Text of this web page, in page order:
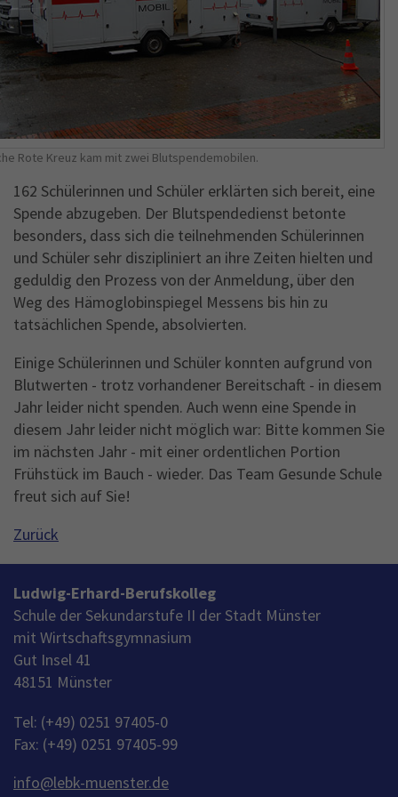
Rote Kreuz kam mit zwei Blutspendemobilen.
162 Schülerinnen und Schüler erklärten sich bereit, eine
Spende abzugeben. Der Blutspendedienst betonte
besonders, dass sich die teilnehmenden Schülerinnen
und Schüler sehr diszipliniert an ihre Zeiten hielten und
geduldig den Prozess von der Anmeldung, über den
Weg des Hämoglobinspiegel Messens bis hin zu
tatsächlichen Spende, absolvierten.
Einige Schülerinnen und Schüler konnten aufgrund von
Blutwerten - trotz vorhandener Bereitschaft - in diesem
Jahr leider nicht spenden. Auch wenn eine Spende in
diesem Jahr leider nicht möglich war: Bitte kommen Sie
im nächsten Jahr - mit einer ordentlichen Portion
Frühstück im Bauch - wieder. Das Team Gesunde Schule
freut sich auf Sie!
Zurück
Ludwig-Erhard-Berufskolleg
Schule der Sekundarstufe II der Stadt Münster
mit Wirtschaftsgymnasium
Gut Insel 41
48151 Münster
Tel: (+49) 0251 97405-0
Fax: (+49) 0251 97405-99
info@lebk-muenster.de
Name
Google Analytics
Zweck
This cookie is installed by Google Analytics.
The cookie is used to store information of
creating an analytics report of how the
wbsite is doing. The data collected including
the number visitors, the source where they
have come from, and the pages viisted in an
anonymous form.